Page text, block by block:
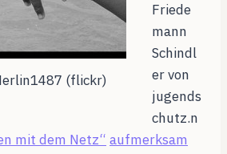
(flickr)
Friede
mann
Schindl
er von
jugends
chutz.n
mit dem Netz“ aufmerksam